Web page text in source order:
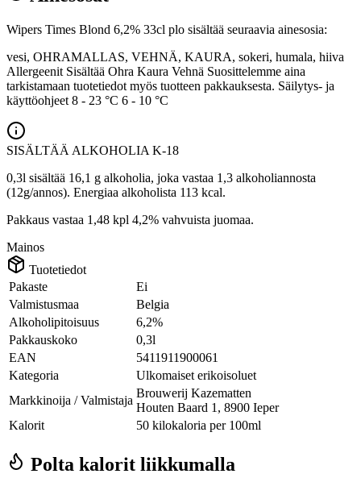
Wipers Times Blond 6,2% 33cl plo sisältää seuraavia ainesosia:
vesi, OHRAMALLAS, VEHNÄ, KAURA, sokeri, humala, hiiva
Allergeenit Sisältää Ohra Kaura Vehnä Suosittelemme aina
tarkistamaan tuotetiedot myös tuotteen pakkauksesta. Säilytys- ja
käyttöohjeet 8 - 23 °C 6 - 10 °C
SISÄLTÄÄ ALKOHOLIA K-18
0,3l sisältää 16,1 g alkoholia, joka vastaa 1,3 alkoholiannosta
(12g/annos). Energiaa alkoholista 113 kcal.
Pakkaus vastaa 1,48 kpl 4,2% vahvuista juomaa.
Mainos
Tuotetiedot
Pakaste
Ei
Valmistusmaa
Belgia
Alkoholipitoisuus
6,2%
Pakkauskoko
0,3l
EAN
5411911900061
Kategoria
Ulkomaiset erikoisoluet
Markkinoija / Valmistaja
Brouwerij Kazematten
Houten Baard 1, 8900 Ieper
Kalorit
50 kilokaloria per 100ml
Polta kalorit liikkumalla